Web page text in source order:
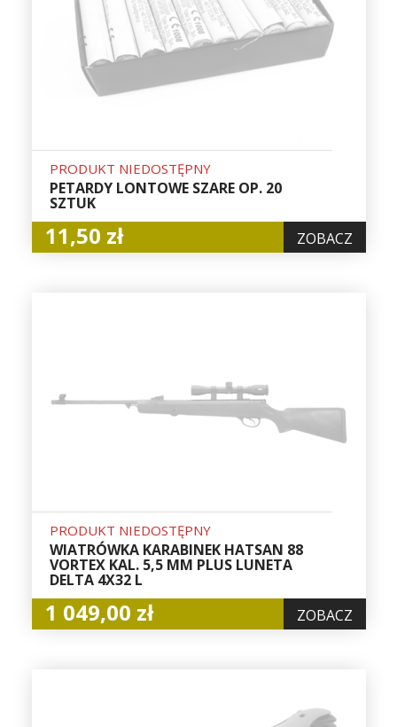
PRODUKT NIEDOSTĘPNY
PETARDY LONTOWE SZARE OP. 20
SZTUK
11,50 zł ZOBACZ
PRODUKT NIEDOSTĘPNY
WIATRÓWKA KARABINEK HATSAN 88
VORTEX KAL. 5,5 MM PLUS LUNETA
DELTA 4X32 L
1 049,00 zł ZOBACZ